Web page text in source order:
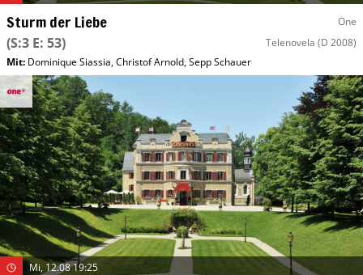
Sturm der Liebe One
(S:3 E: 53) Telenovela (D 2008)
Mit: Dominique Siassia,Christof Arnold,Sepp Schauer
Mi, 12.08 19:25